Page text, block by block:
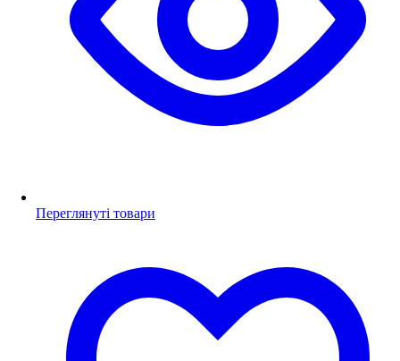
Переглянуті товари